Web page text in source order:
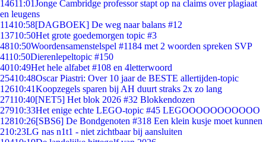
14611:01Jonge Cambridge professor stapt op na claims over plagiaat
en leugens
11410:58[DAGBOEK] De weg naar balans #12
13710:50Het grote goedemorgen topic #3
4810:50Woordensamenstelspel #1184 met 2 woorden spreken SVP
4110:50Dierenlepeltopic #150
4010:49Het hele alfabet #108 en 4letterwoord
25410:48Oscar Piastri: Over 10 jaar de BESTE allertijden-topic
12610:41Koopzegels sparen bij AH duurt straks 2x zo lang
27110:40[NET5] Het blok 2026 #32 Blokkendozen
27910:33Het enige echte LEGO-topic #45 LEGOOOOOOOOOOO
12810:26[SBS6] De Bondgenoten #318 Een klein kusje moet kunnen
210:23LG nas n1t1 - niet zichtbaar bij aansluiten